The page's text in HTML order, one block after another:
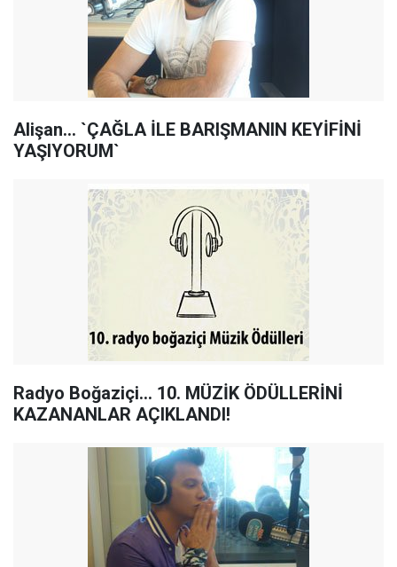
Alişan... `ÇAĞLA İLE BARIŞMANIN KEYİFİNİ
YAŞIYORUM`
Radyo Boğaziçi... 10. MÜZİK ÖDÜLLERİNİ
KAZANANLAR AÇIKLANDI!